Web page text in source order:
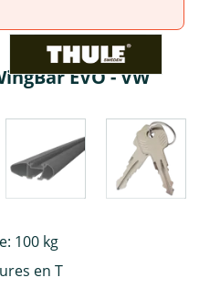
EVO - VW
100 kg
en T